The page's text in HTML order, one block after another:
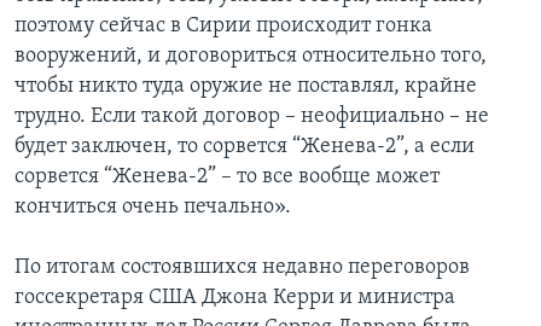
поэтому сейчас в Сирии происходит гонка
вооружений, и договориться относительно того,
чтобы никто туда оружие не поставлял, крайне
трудно. Если такой договор – неофициально – не
будет заключен, то сорвется “Женева-2”, а если
сорвется “Женева-2” – то все вообще может
кончиться очень печально».
По итогам состоявшихся недавно переговоров
госсекретаря США Джона Керри и министра